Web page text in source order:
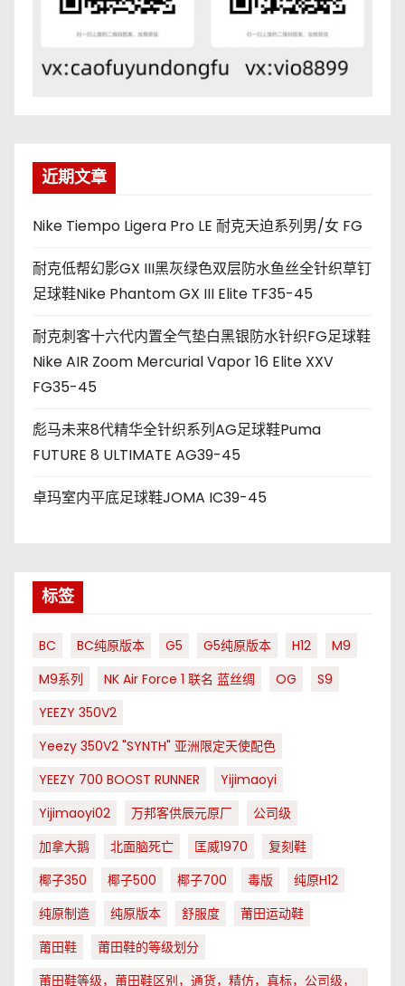
近期文章
Nike Tiempo Ligera Pro LE 耐克天迫系列男/女 FG
耐克低帮幻影GX III黑灰绿色双层防水鱼丝全针织草钉
足球鞋Nike Phantom GX III Elite TF35-45
耐克刺客十六代内置全气垫白黑银防水针织FG足球鞋
Nike AIR Zoom Mercurial Vapor 16 Elite XXV
FG35-45
彪马未来8代精华全针织系列AG足球鞋Puma
FUTURE 8 ULTIMATE AG39-45
卓玛室内平底足球鞋JOMA IC39-45
标签
BC BC纯原版本 G5 G5纯原版本 H12
M9
M9系列
NK Air Force 1 联名 蓝丝绸 OG
S9
YEEZY 350V2
Yeezy 350V2 "SYNTH" 亚洲限定天使配色
YEEZY 700 BOOST RUNNER
Yijimaoyi
Yijimaoyi02
万邦客供辰元原厂
公司级
加拿大鹅
北面脑死亡 匡威1970
复刻鞋
椰子350
椰子500 椰子700 毒版
纯原H12
纯原制造
纯原版本 舒服度
莆田运动鞋
莆田鞋
莆田鞋的等级划分
莆田鞋等级，莆田鞋区别，通货，精仿，真标，公司级，